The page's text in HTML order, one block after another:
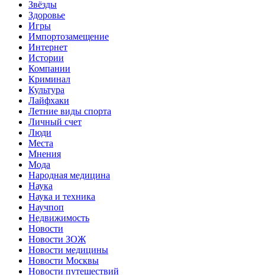
Звёзды
Здоровье
Игры
Импортозамещение
Интернет
Истории
Компании
Криминал
Культура
Лайфхаки
Летние виды спорта
Личный счет
Люди
Места
Мнения
Мода
Народная медицина
Наука
Наука и техника
Научпоп
Недвижимость
Новости
Новости ЗОЖ
Новости медицины
Новости Москвы
Новости путешествий